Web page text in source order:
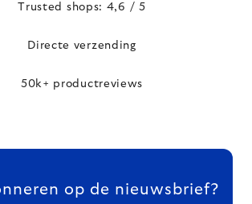
Trusted shops: 4,6 / 5
Directe verzending
50k+ productreviews
op de nieuwsbrief?